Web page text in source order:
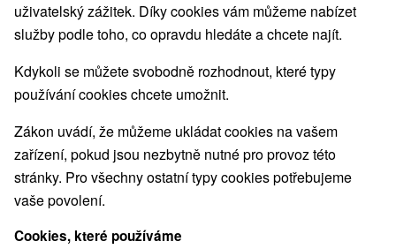
VŠECHNY NEJLEVNĚJŠÍ NEJDRAŽŠÍ PODLE
uživatelský zážitek. Díky cookies vám můžeme nabízet
služby podle toho, co opravdu hledáte a chcete najít.
Kdykoli se můžete svobodně rozhodnout, které typy
používání cookies chcete umožnit.
Zákon uvádí, že můžeme ukládat cookies na vašem
zařízení, pokud jsou nezbytně nutné pro provoz této
stránky. Pro všechny ostatní typy cookies potřebujeme
vaše povolení.
Cookies, které používáme